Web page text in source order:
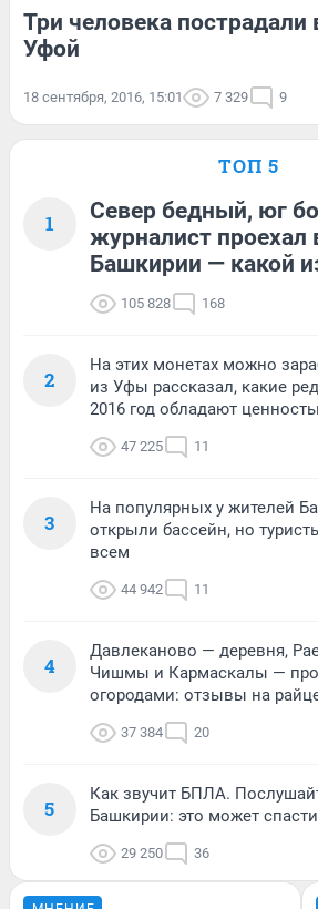
Три человека
Уфой
18 сентября, 2016, 15:01 7 329 9
ТОП 5
1
Север бедный, юг
журналист проехал
Башкирии — какой
105 828 168
2
На этих монетах можно
из Уфы рассказал, какие
2016 год обладают
47 225 11
3
На популярных у жителей
открыли бассейн, но
всем
44 942 11
4
Давлеканово — деревня,
Чишмы и Кармаскалы —
огородами: отзывы на
37 384 20
5
Как звучит БПЛА.
Башкирии: это может
29 250 36